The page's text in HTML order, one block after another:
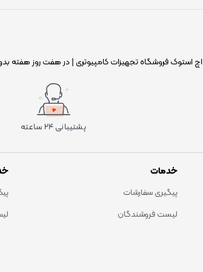
اچ استوک فروشگاه تجهیزات کامپیوتری | در هفت روز هفته
پشتیبانی ۲۴ ساعته
خدمات
پیگیری سفارشات
لیست فروشندگان